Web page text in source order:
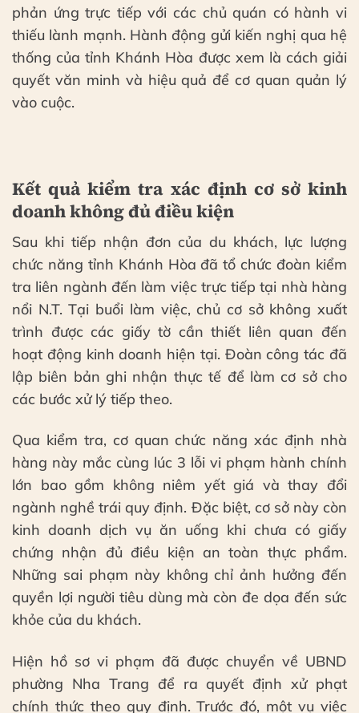
phản ứng trực tiếp với các chủ quán có hành vi
thiếu lành mạnh. Hành động gửi kiến nghị qua hệ
thống của tỉnh Khánh Hòa được xem là cách giải
quyết văn minh và hiệu quả để cơ quan quản lý
vào cuộc.
Kết quả kiểm tra xác định cơ sở kinh
doanh không đủ điều kiện
Sau khi tiếp nhận đơn của du khách, lực lượng
chức năng tỉnh Khánh Hòa đã tổ chức đoàn kiểm
tra liên ngành đến làm việc trực tiếp tại nhà hàng
nổi N.T. Tại buổi làm việc, chủ cơ sở không xuất
trình được các giấy tờ cần thiết liên quan đến
hoạt động kinh doanh hiện tại. Đoàn công tác đã
lập biên bản ghi nhận thực tế để làm cơ sở cho
các bước xử lý tiếp theo.
Qua kiểm tra, cơ quan chức năng xác định nhà
hàng này mắc cùng lúc 3 lỗi vi phạm hành chính
lớn bao gồm không niêm yết giá và thay đổi
ngành nghề trái quy định. Đặc biệt, cơ sở này còn
kinh doanh dịch vụ ăn uống khi chưa có giấy
chứng nhận đủ điều kiện an toàn thực phẩm.
Những sai phạm này không chỉ ảnh hưởng đến
quyền lợi người tiêu dùng mà còn đe dọa đến sức
khỏe của du khách.
Hiện hồ sơ vi phạm đã được chuyển về UBND
phường Nha Trang để ra quyết định xử phạt
chính thức theo quy định. Trước đó, một vụ việc